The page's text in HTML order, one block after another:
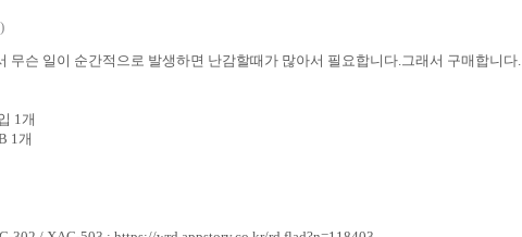
무슨 일이 순간적으로 발생하면 난감할때가 많아서 필요합니다.그래서 구매합니다.
1개
1개